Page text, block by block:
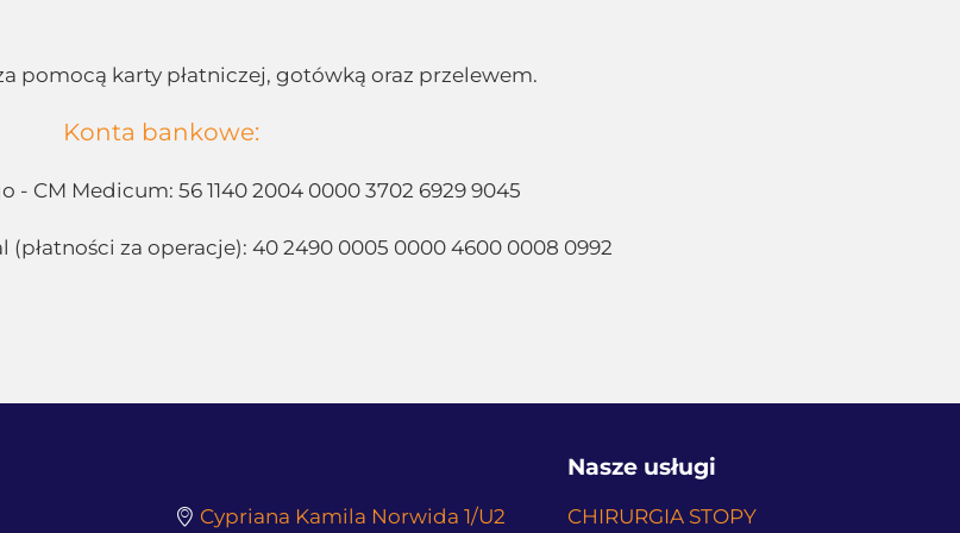
pomocą karty płatniczej, gotówką oraz przelewem.
Konta bankowe:
- CM Medicum: 56 1140 2004 0000 3702 6929 9045
za operacje): 40 2490 0005 0000 4600 0008 0992
Cypriana Kamila Norwida 1/U2
Nasze usługi
CHIRURGIA STOPY